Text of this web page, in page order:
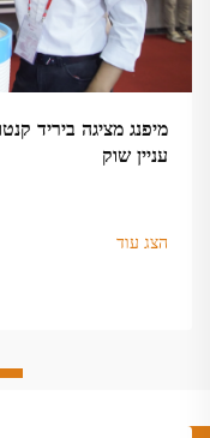
מיפנג מציגה ביריד
עניין שוק
הצג עוד